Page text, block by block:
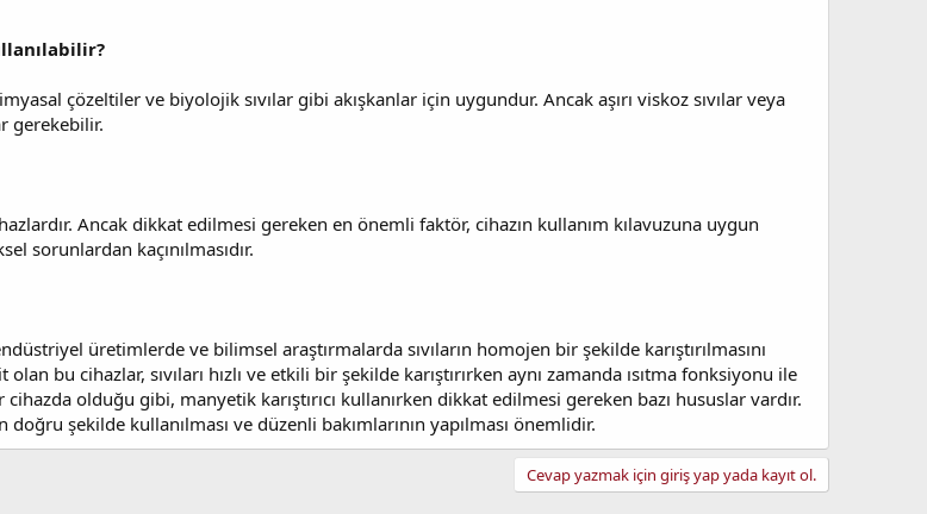
çözeltiler ve biyolojik sıvılar gibi akışkanlar için uygundur. Ancak aşırı viskoz sıvılar veya
gerekebilir.
Ancak dikkat edilmesi gereken en önemli faktör, cihazın kullanım kılavuzuna uygun
sorunlardan kaçınılmasıdır.
üretimlerde ve bilimsel araştırmalarda sıvıların homojen bir şekilde karıştırılmasını
bu cihazlar, sıvıları hızlı ve etkili bir şekilde karıştırırken aynı zamanda ısıtma fonksiyonu ile
olduğu gibi, manyetik karıştırıcı kullanırken dikkat edilmesi gereken bazı hususlar vardır.
şekilde kullanılması ve düzenli bakımlarının yapılması önemlidir.
Cevap yazmak için giriş yap yada kayıt ol.